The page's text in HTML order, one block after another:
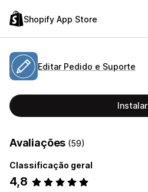
Shopify App Store
Editar Pedido e Suporte
Instalar
Avaliações (59)
Classificação geral
4,8